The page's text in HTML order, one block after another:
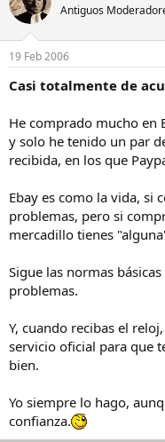
Antiguos
19 Feb 2006
Casi totalmente de
He comprado mucho en
y solo he tenido un par
recibida, en los que
Ebay es como la vida, si
problemas, pero si
mercadillo tienes
Sigue las normas
problemas.
Y, cuando recibas el
servicio oficial para que
bien.
Yo siempre lo hago,
confianza.